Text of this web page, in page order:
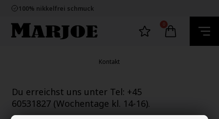
100% nikkelfrei schmuck
60 Tage Rückgabe
E-mark webshop
100% nikkelfrei schmuck
0
Kontakt
Du erreichst uns unter Tel: +45
60531827 (Wochentage kl. 14-16).